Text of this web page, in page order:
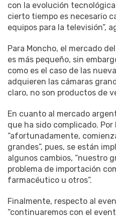
con la evolución
cierto tiempo es necesario
equipos para la televisión”,
Para Moncho, el mercado
es más pequeño, sin
como es el caso de las
adquieren las cámaras
claro, no son productos de
En cuanto al mercado
que ha sido complicado.
“afortunadamente,
grandes”, pues, se están
algunos cambios, “nuestro
problema de importación
farmacéutico u otros”.
Finalmente, respecto al
“continuaremos con el